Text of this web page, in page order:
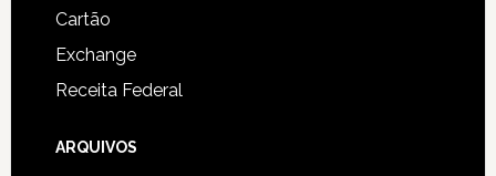
Cartão
Exchange
Receita Federal
ARQUIVOS